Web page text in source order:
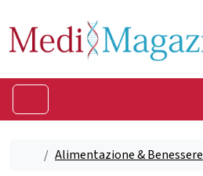
Home
Alimentazione & Benessere